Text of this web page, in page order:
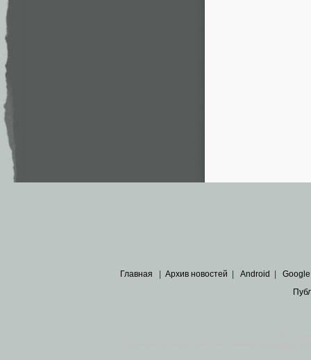
Главная Архив новостей Android Google